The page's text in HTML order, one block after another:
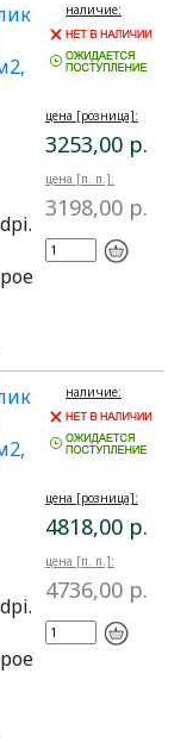
наличие:
цена [розница]:
3253,00 р.
цена [п. п.]:
3198,00 р.
наличие:
цена [розница]:
4818,00 р.
цена [п. п.]:
4736,00 р.